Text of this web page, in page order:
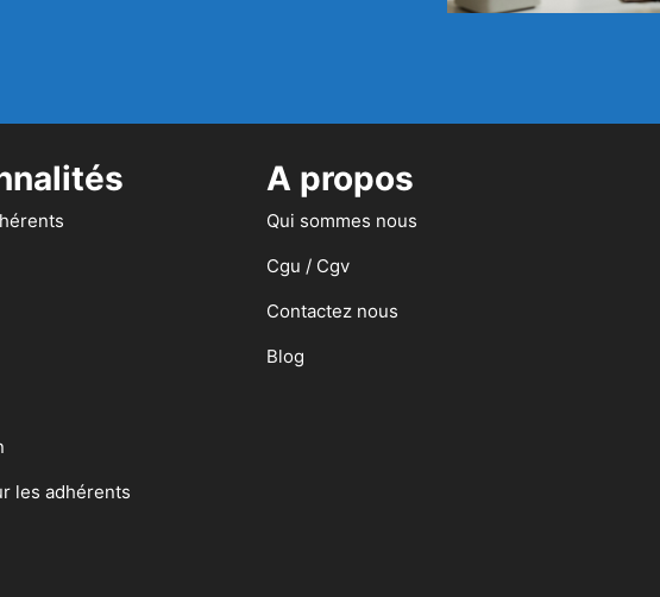
les adhérents
A propos
Qui sommes nous
Cgu / Cgv
Contactez nous
Blog